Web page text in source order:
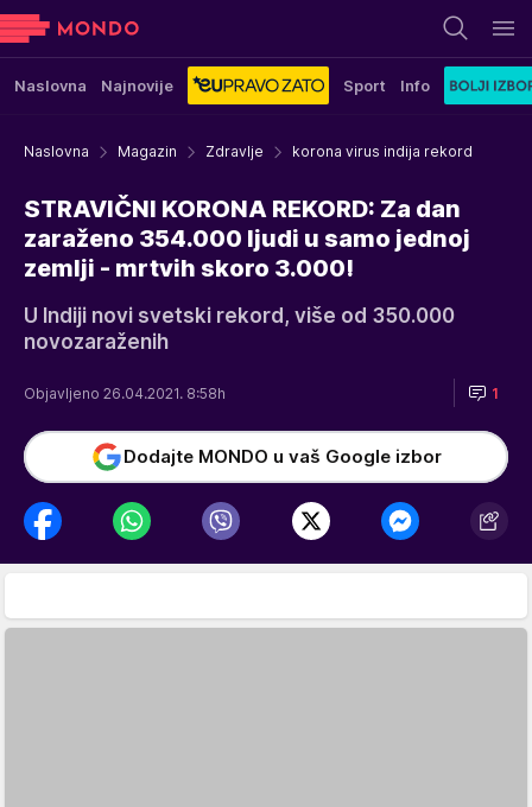
Naslovna Najnovije Sport Info
Naslovna Magazin Zdravlje korona virus indija rekord
STRAVIČNI KORONA REKORD: Za dan
zaraženo 354.000 ljudi u samo jednoj
zemlji - mrtvih skoro 3.000!
U Indiji novi svetski rekord, više od 350.000
novozaraženih
Objavljeno 26.04.2021. 8:58h 1
Dodajte MONDO u vaš Google izbor